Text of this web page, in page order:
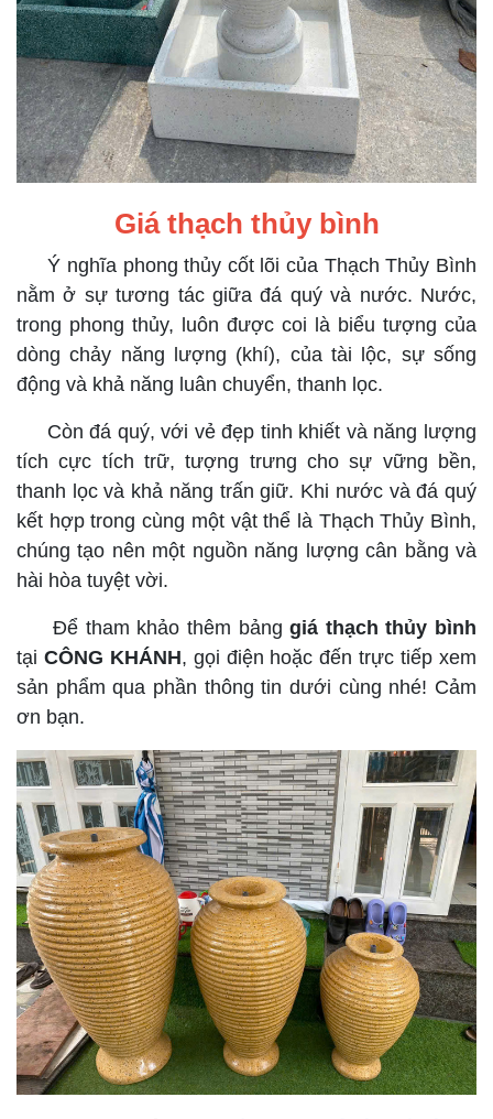
Giá thạch thủy bình
Ý nghĩa phong thủy cốt lõi của Thạch Thủy Bình
nằm ở sự tương tác giữa đá quý và nước. Nước,
trong phong thủy, luôn được coi là biểu tượng của
dòng chảy năng lượng (khí), của tài lộc, sự sống
động và khả năng luân chuyển, thanh lọc.
Còn đá quý, với vẻ đẹp tinh khiết và năng lượng
tích cực tích trữ, tượng trưng cho sự vững bền,
thanh lọc và khả năng trấn giữ. Khi nước và đá quý
kết hợp trong cùng một vật thể là Thạch Thủy Bình,
chúng tạo nên một nguồn năng lượng cân bằng và
hài hòa tuyệt vời.
Để tham khảo thêm bảnggiá thạch thủy bình
tại CÔNG KHÁNH, gọi điện hoặc đến trực tiếp xem
sản phẩm qua phần thông tin dưới cùng nhé! Cảm
ơn bạn.